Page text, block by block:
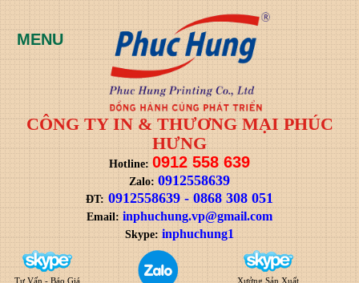
CÔNG TY IN & THƯƠNG MẠI PHÚC
HƯNG
Hotline: 0912 558 639
Zalo: 0912558639
ĐT: 0912558639-0868 308 051
Email: inphuchung.vp@gmail.com
Skype: inphuchung1
Tư Vấn - Báo Giá Xưởng Sản Xuất